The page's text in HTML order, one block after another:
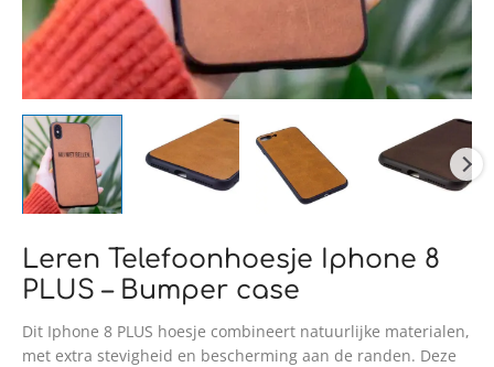
Leren Telefoonhoesje Iphone 8
PLUS – Bumper case
Dit Iphone 8 PLUS hoesje combineert natuurlijke materialen,
met extra stevigheid en bescherming aan de randen. Deze